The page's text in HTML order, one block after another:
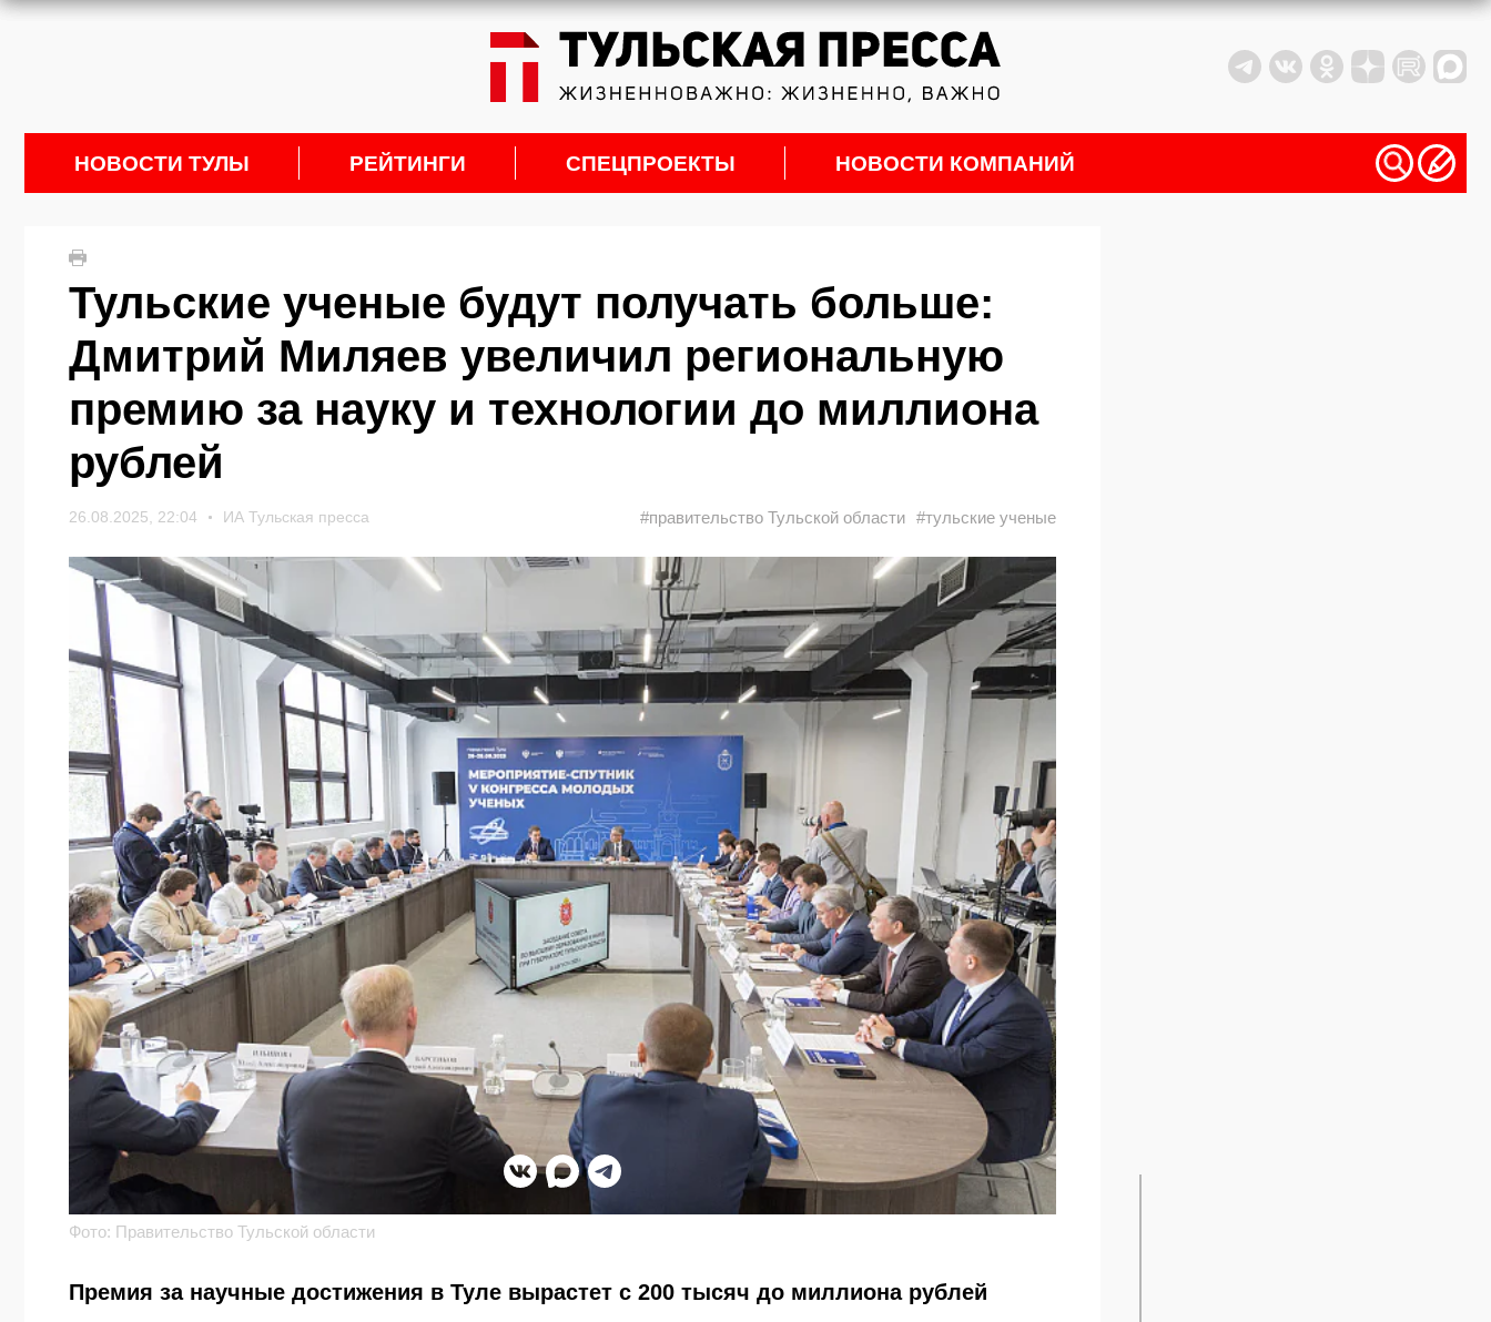
НОВОСТИ ТУЛЫ РЕЙТИНГИ СПЕЦПРОЕКТЫ НОВОСТИ КОМПАНИЙ
Тульские ученые будут получать больше:
Дмитрий Миляев увеличил региональную
премию за науку и технологии до миллиона
рублей
26.08.2025, 22:04 ИА Тульская пресса #правительство Тульской области #тульские ученые
Фото: Правительство Тульской области
Премия за научные достижения в Туле вырастет с 200 тысяч до миллиона рублей